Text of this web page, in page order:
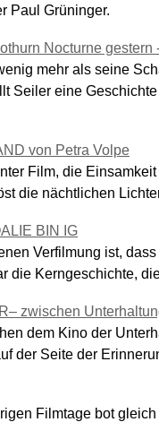
Paul Grüninger.
Nocturne gestern
mehr als seine
Seiler eine
von Petra Volpe
Film, die
die nächtlichen
BIN IG
Verfilmung ist,
die Kerngeschichte,
zwischen
dem Kino der
der Seite der
Filmtage bot